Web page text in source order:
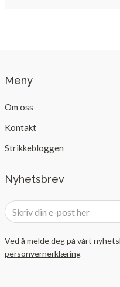
Meny
Om oss
Kontakt
Strikkebloggen
Nyhetsbrev
Ved å melde deg på vårt
personvernerklæring